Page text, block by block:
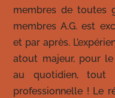
membres de toutes
membres A.G. est
et par après.
atout majeur, pour le
au quotidien,
professionnelle ! Le